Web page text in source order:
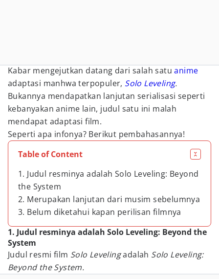
Kabar mengejutkan datang dari salah satuanime
adaptasi manhwa terpopuler, Solo Leveling.
Bukannya mendapatkan lanjutan serialisasi seperti
kebanyakan anime lain, judul satu ini malah
mendapat adaptasi film.
Seperti apa infonya? Berikut pembahasannya!
Table of Content
1. Judul resminya adalah Solo Leveling: Beyond
the System
2. Merupakan lanjutan dari musim sebelumnya
3. Belum diketahui kapan perilisan filmnya
1. Judul resminya adalah Solo Leveling: Beyond the
System
Judul resmi film Solo Levelingadalah Solo Leveling:
Beyond the System.